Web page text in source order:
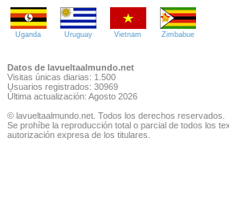
Uganda Uruguay Vietnam Zimbabue
Datos de lavueltaalmundo.net
Visitas únicas diarias: 1.500
Usuarios registrados: 30969
Última actualización: Agosto 2026
© lavueltaalmundo.net. Todos los derechos reservados.
Se prohíbe la reproducción total o parcial de todos los
autorización expresa de los titulares.